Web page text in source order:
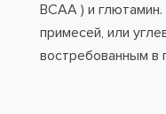
BCAA ) и
примесей, или
востребованным в